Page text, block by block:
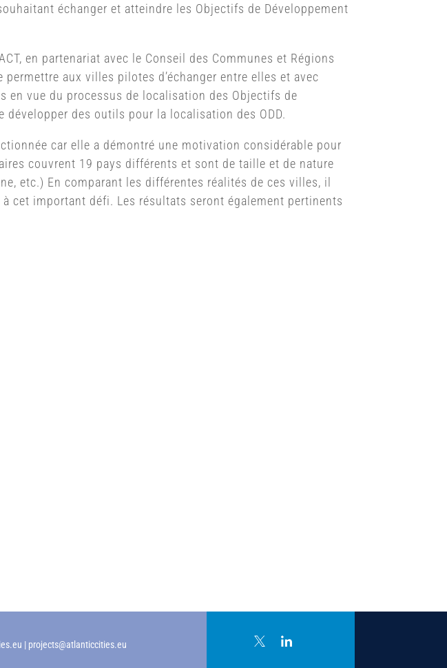
échanger et atteindre les Objectifs de Développement
en partenariat avec le Conseil des Communes et Régions
permettre aux villes pilotes d’échanger entre elles et avec
en vue du processus de localisation des Objectifs de
développer des outils pour la localisation des ODD.
car elle a démontré une motivation considérable pour
couvrent 19 pays différents et sont de taille et de nature
etc.) En comparant les différentes réalités de ces villes, il
cet important défi. Les résultats seront également pertinents
| projects@atlanticcities.eu